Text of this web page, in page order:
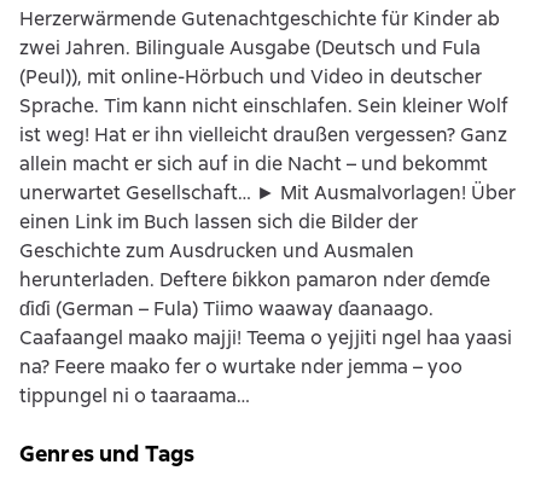
Herzerwärmende Gutenachtgeschichte für Kinder ab
zwei Jahren. Bilinguale Ausgabe (Deutsch und Fula
(Peul)), mit online-Hörbuch und Video in deutscher
Sprache. Tim kann nicht einschlafen. Sein kleiner Wolf
ist weg! Hat er ihn vielleicht draußen vergessen? Ganz
allein macht er sich auf in die Nacht – und bekommt
unerwartet Gesellschaft… ► Mit Ausmalvorlagen! Über
einen Link im Buch lassen sich die Bilder der
Geschichte zum Ausdrucken und Ausmalen
herunterladen. Deftere ɓikkon pamaron nder ɗemɗe
ɗiɗi (German – Fula) Tiimo waaway ɗaanaago.
Caafaangel maako majji! Teema o yejjiti ngel haa yaasi
na? Feere maako fer o wurtake nder jemma – yoo
tippungel ni o taaraama…
Genres und Tags